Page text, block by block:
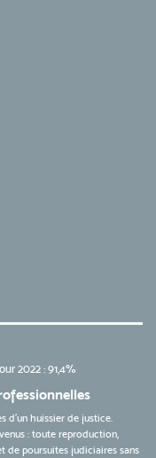
2022 : 91,4%
d'un huissier de justice.
: toute reproduction,
poursuites judiciaires sans